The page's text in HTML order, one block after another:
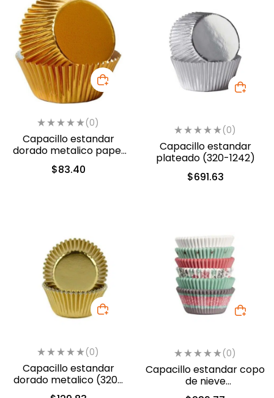
(0)
Capacillo estandar
dorado metalico papel
(415-206)
$83.40
(0)
Capacillo estandar
plateado (320-1242)
$691.63
(0)
Capacillo estandar
dorado metalico (320-
1243)
(0)
Capacillo estandar copo
de nieve
osa/blanco/azul (415-